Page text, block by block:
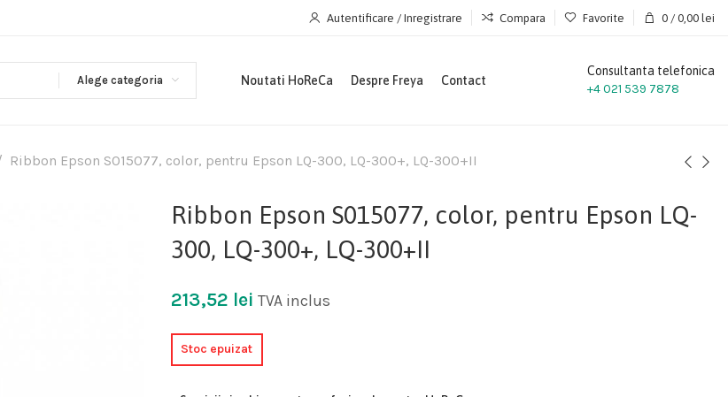
Autentificare / Inregistrare Compara Favorite 0 / 0,00 lei
Alege categoria Noutati HoReCa Despre Freya Contact
Consultanta telefonica
+4 021 539 7878
Ribbon Epson S015077, color, pentru Epson LQ-300, LQ-300+, LQ-300+II
Ribbon Epson S015077, color, pentru Epson LQ-
300, LQ-300+, LQ-300+II
213,52 lei TVA inclus
Stoc epuizat